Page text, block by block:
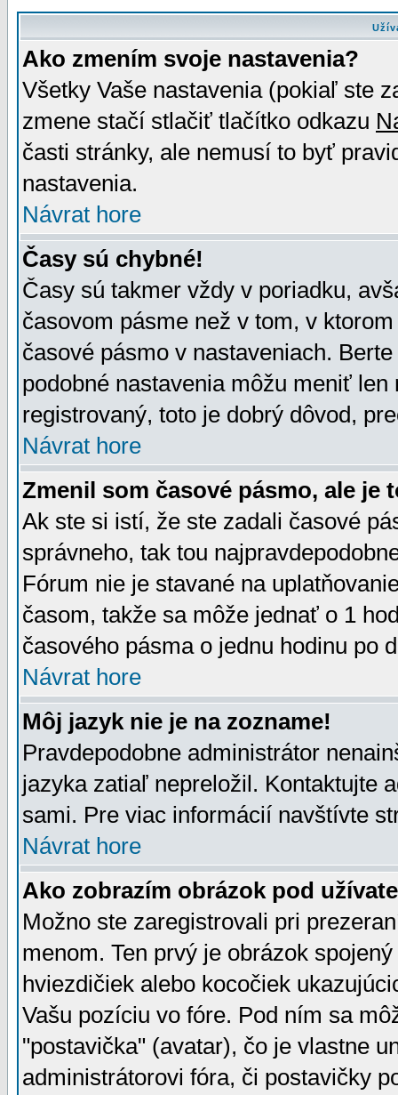
Ako zmením svoje nastavenia?
Všetky Vaše nastavenia (pokiaľ ste
zmene stačí stlačiť tlačítko odkazu
časti stránky, ale nemusí to byť
nastavenia.
Návrat hore
Časy sú chybné!
Časy sú takmer vždy v poriadku,
časovom pásme než v tom, v
časové pásmo v nastaveniach.
podobné nastavenia môžu meniť
registrovaný, toto je dobrý dôvod,
Návrat hore
Zmenil som časové pásmo, ale je
Ak ste si istí, že ste zadali časové
správneho, tak tou
Fórum nie je stavané na
časom, takže sa môže jednať o 1
časového pásma o jednu hodinu po
Návrat hore
Môj jazyk nie je na zozname!
Pravdepodobne administrátor
jazyka zatiaľ nepreložil. Kontaktujte
sami. Pre viac informácií navštívte
Návrat hore
Ako zobrazím obrázok pod
Možno ste zaregistrovali pri
menom. Ten prvý je obrázok
hviezdičiek alebo kocočiek
Vašu pozíciu vo fóre. Pod ním sa
"postavička" (avatar), čo je vlastne
administrátorovi fóra, či postavičky